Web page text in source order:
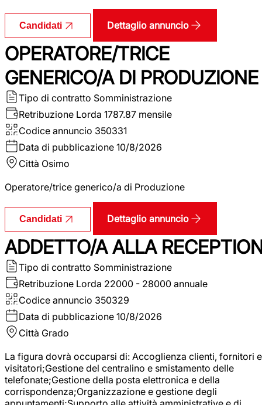
Candidati Dettaglio annuncio
OPERATORE/TRICE
GENERICO/A DI PRODUZIONE
Tipo di contratto Somministrazione
Retribuzione Lorda 1787.87 mensile
Codice annuncio 350331
Data di pubblicazione 10/8/2026
Città Osimo
Operatore/trice generico/a di Produzione
Candidati Dettaglio annuncio
ADDETTO/A ALLA
Tipo di contratto Somministrazione
Retribuzione Lorda 22000 - 28000 annuale
Codice annuncio 350329
Data di pubblicazione 10/8/2026
Città Grado
La figura dovrà occuparsi di: Accoglienza clienti, fornitori e
visitatori;Gestione del centralino e smistamento delle
telefonate;Gestione della posta elettronica e della
corrispondenza;Organizzazione e gestione degli